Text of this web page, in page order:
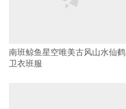
南班鲸鱼星空唯美古风山水仙鹤
卫衣班服